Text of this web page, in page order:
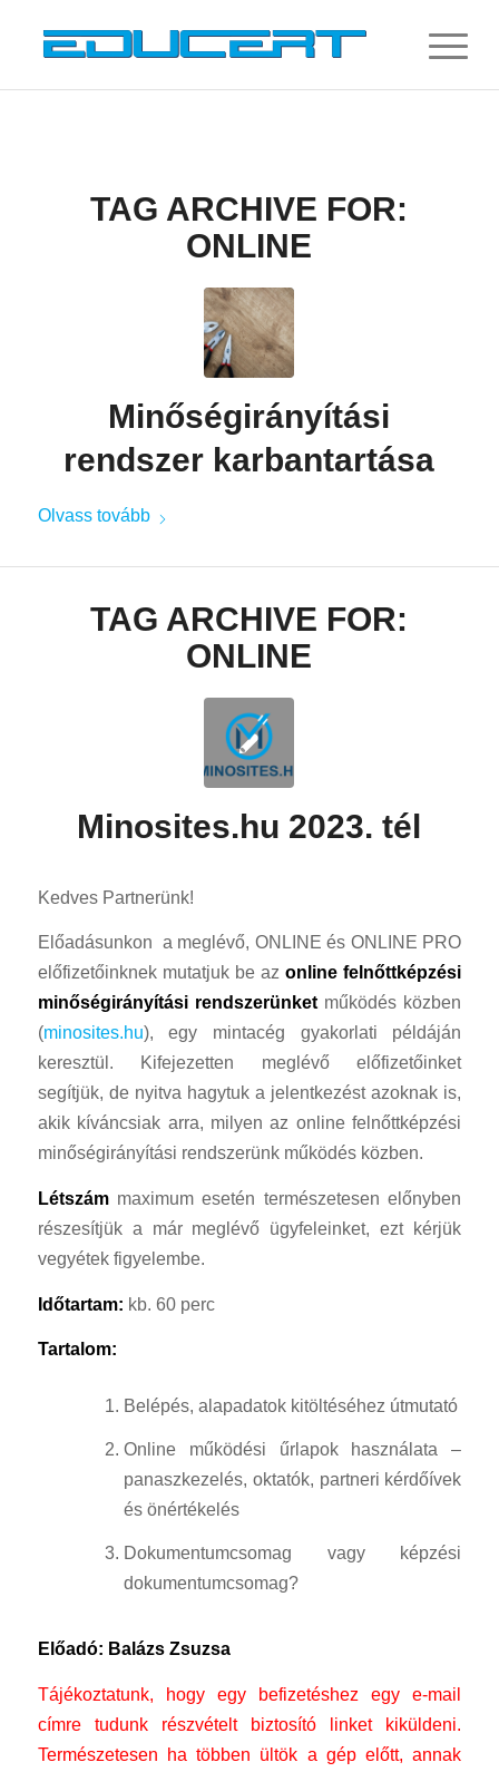
TAG ARCHIVE FOR:
ONLINE
Minőségirányítási
rendszer karbantartása
Olvass tovább
TAG ARCHIVE FOR:
ONLINE
Minosites.hu 2023. tél
Kedves Partnerünk!
Előadásunkon a meglévő, ONLINE és ONLINE PRO
előfizetőinknek mutatjuk be azonline felnőttképzési
minőségirányítási rendszerünketműködés közben
(minosites.hu), egy mintacég gyakorlati példáján
keresztül. Kifejezetten meglévő előfizetőinket
segítjük, de nyitva hagytuk a jelentkezést azoknak is,
akik kíváncsiak arra, milyen az online felnőttképzési
minőségirányítási rendszerünk működés közben.
Létszámmaximum esetén természetesen előnyben
részesítjük a már meglévő ügyfeleinket, ezt kérjük
vegyétek figyelembe.
Időtartam: kb. 60 perc
Tartalom:
Belépés, alapadatok kitöltéséhez útmutató
Online működési űrlapok használata –
panaszkezelés, oktatók, partneri kérdőívek
és önértékelés
Dokumentumcsomag vagy képzési
dokumentumcsomag?
Előadó: Balázs Zsuzsa
Tájékoztatunk, hogy egy befizetéshez egy e-mail
címre tudunk részvételt biztosító linket kiküldeni.
Természetesen ha többen ültök a gép előtt, annak